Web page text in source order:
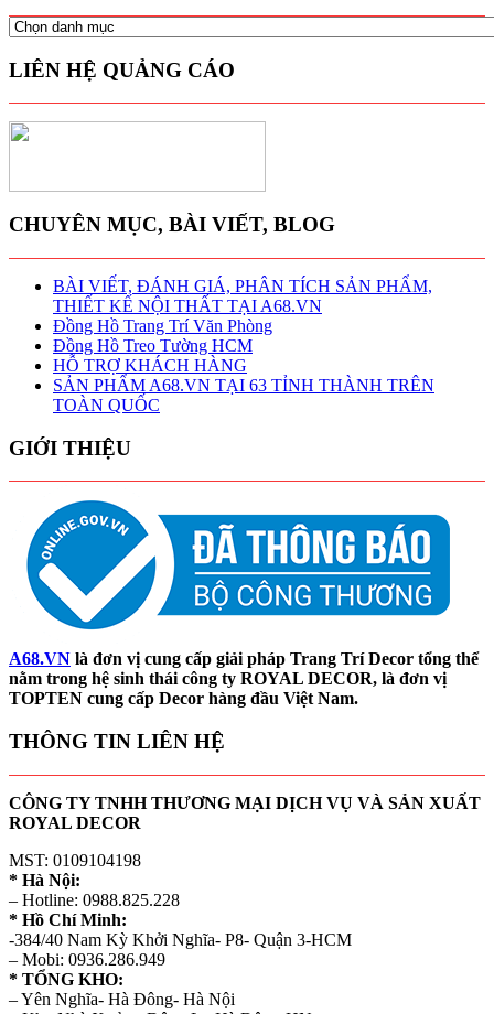
CHUYÊN
A68
LIÊN HỆ QUẢNG CÁO
CHUYÊN MỤC, BÀI VIẾT, BLOG
BÀI VIẾT, ĐÁNH GIÁ, PHÂN TÍCH SẢN PHẨM,
THIẾT KẾ NỘI THẤT TẠI A68.VN
Đồng Hồ Trang Trí Văn Phòng
Đồng Hồ Treo Tường HCM
HỖ TRỢ KHÁCH HÀNG
SẢN PHẨM A68.VN TẠI 63 TỈNH THÀNH TRÊN
TOÀN QUỐC
GIỚI THIỆU
A68.VN là đơn vị cung cấp giải pháp Trang Trí Decor tổng thể
nằm trong hệ sinh thái công ty ROYAL DECOR, là đơn vị
TOPTEN cung cấp Decor hàng đầu Việt Nam.
THÔNG TIN LIÊN HỆ
CÔNG TY TNHH THƯƠNG MẠI DỊCH VỤ VÀ SẢN XUẤT
ROYAL DECOR
MST: 0109104198
* Hà Nội:
– Hotline: 0988.825.228
* Hồ Chí Minh:
-384/40 Nam Kỳ Khởi Nghĩa- P8- Quận 3-HCM
– Mobi: 0936.286.949
* TỔNG KHO:
– Yên Nghĩa- Hà Đông- Hà Nội